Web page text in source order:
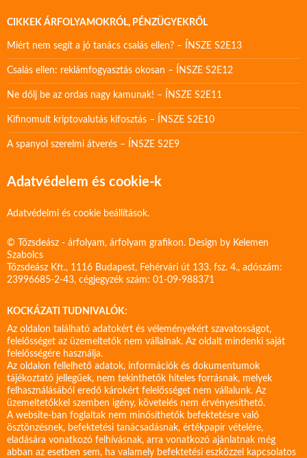
CIKKEK ÁRFOLYAMOKRÓL, PÉNZÜGYEKRŐL
Miért nem segít a jó tanács csalás ellen? – ÍNSZE S2E13
Csalás ellen: reklámfogyasztás okosan – ÍNSZE S2E12
Ne dőlj be az ordas nagy kamunak! – ÍNSZE S2E11
Kifinomult kriptovalutás kifosztás – ÍNSZE S2E10
A spanyol szerelmi átverés – ÍNSZE S2E9
Adatvédelem és cookie-k
Adatvédelmi és cookie beállítások.
© Tőzsdeász - árfolyam, árfolyam grafikon. Design by Kelemen
Szabolcs
Tőzsdeász Kft., 1116 Budapest, Fehérvári út 133. fsz. 4., adószám:
23996685-2-43, cégjegyzék szám: 01-09-988371
KOCKÁZATI TUDNIVALÓK:
Az oldalon található adatokért és véleményekért szavatosságot,
felelősséget az üzemeltetők nem vállalnak. Az oldalt mindenki saját
felelősségére használja.
Az oldalon fellelhető adatok, információk és dokumentumok
tájékoztató jellegűek, nem tekinthetők hiteles forrásnak, melyek
felhasználásából eredő károkért felelősséget nem vállalunk. Az
üzemeltetőkkel szemben igény, követelés nem érvényesíthető.
A website-ban foglaltak nem minősíthetők befektetésre való
ösztönzésnek, befektetési tanácsadásnak, értékpapír vételére,
eladására vonatkozó felhívásnak, arra vonatkozó ajánlatnak még
abban az esetben sem, ha valamely befektetési eszközzel kapcsolatos